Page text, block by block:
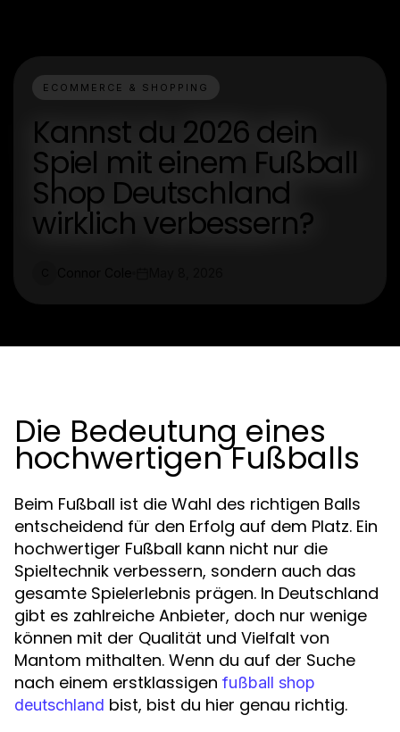
ECOMMERCE & SHOPPING
Kannst du 2026 dein
Spiel mit einem Fußball
Shop Deutschland
wirklich verbessern?
Die Bedeutung eines
hochwertigen Fußballs
Beim Fußball ist die Wahl des richtigen Balls
entscheidend für den Erfolg auf dem Platz. Ein
hochwertiger Fußball kann nicht nur die
Spieltechnik verbessern, sondern auch das
gesamte Spielerlebnis prägen. In Deutschland
gibt es zahlreiche Anbieter, doch nur wenige
können mit der Qualität und Vielfalt von
Mantom mithalten. Wenn du auf der Suche
nach einem erstklassigen fußball shop
deutschland bist, bist du hier genau richtig.